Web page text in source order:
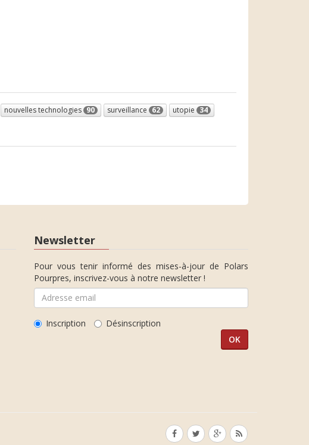
nouvelles technologies 90 surveillance 62 utopie 34
Newsletter
Pour vous tenir informé des mises-à-jour de Polars
Pourpres, inscrivez-vous à notre newsletter !
Inscription Désinscription